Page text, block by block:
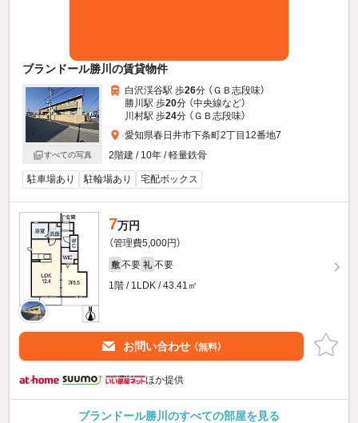
ブランドール勝川の賃貸物件
すべての写真
白沢渓谷駅 歩26分 （ＧＢ志段味）
勝川駅 歩20分 （中央線など）
川村駅 歩24分 （ＧＢ志段味）
愛知県春日井市下条町2丁目12番地7
2階建 / 10年 / 軽量鉄骨
駐車場あり 駐輪場あり 宅配ボックス
7万円
（管理費5,000円）
敷 不要 礼 不要
1階 / 1LDK / 43.41㎡
お問い合わせ （無料）
ほか提供
ブランドール勝川のすべての部屋を見る